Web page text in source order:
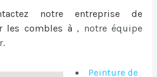
notre entreprise de
les combles à , notre équipe
Peinture de